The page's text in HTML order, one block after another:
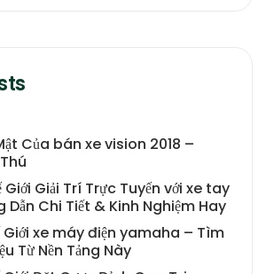
Của bán xe vision 2018 –
Giải Trí Trực Tuyến với xe tay
Dẫn Chi Tiết & Kinh Nghiệm Hay
Giới xe máy điện yamaha – Tìm
Từ Nền Tảng Này